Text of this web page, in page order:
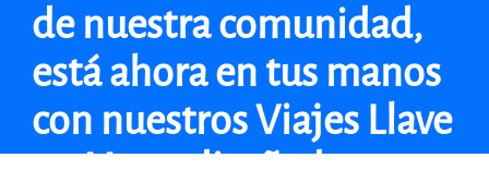
de nuestra comunidad,
está ahora en tus manos
con nuestros Viajes Llave